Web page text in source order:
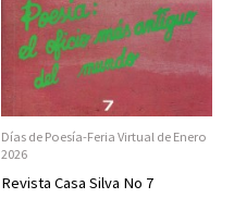
Días de Poesía-Feria Virtual de Enero
2026
Revista Casa Silva No 7